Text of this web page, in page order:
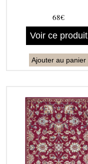
68€
Voir ce produit
Ajouter au panier